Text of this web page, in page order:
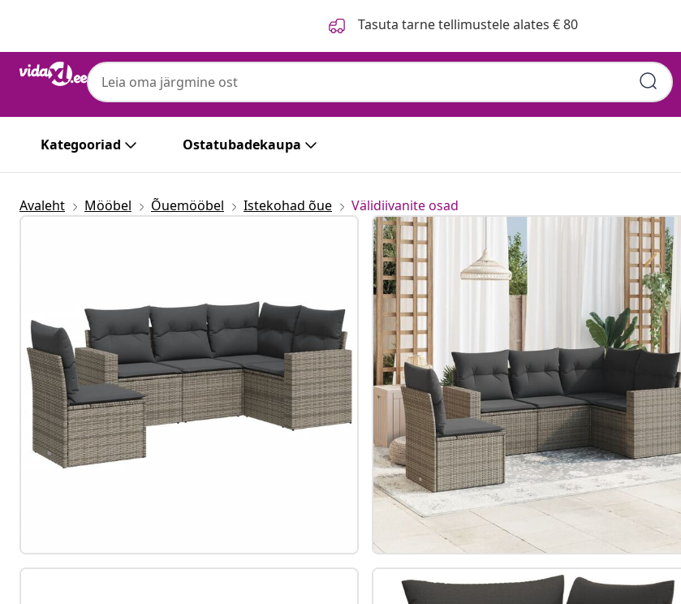
Tasuta tarne tellimustele alates € 80
Kategooriad Ostatubadekaupa
Avaleht Mööbel Õuemööbel Istekohad õue Välidiivanite osad